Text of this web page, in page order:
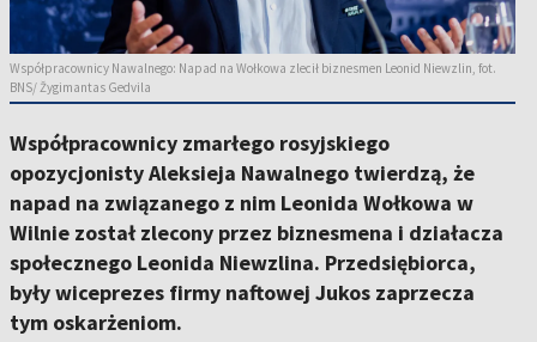
Współpracownicy Nawalnego: Napad na Wołkowa zlecił biznesmen Leonid Niewzlin, fot.
BNS/ Žygimantas Gedvila
Współpracownicy zmarłego rosyjskiego
opozycjonisty Aleksieja Nawalnego twierdzą, że
napad na związanego z nim Leonida Wołkowa w
Wilnie został zlecony przez biznesmena i działacza
społecznego Leonida Niewzlina. Przedsiębiorca,
były wiceprezes firmy naftowej Jukos zaprzecza
tym oskarżeniom.